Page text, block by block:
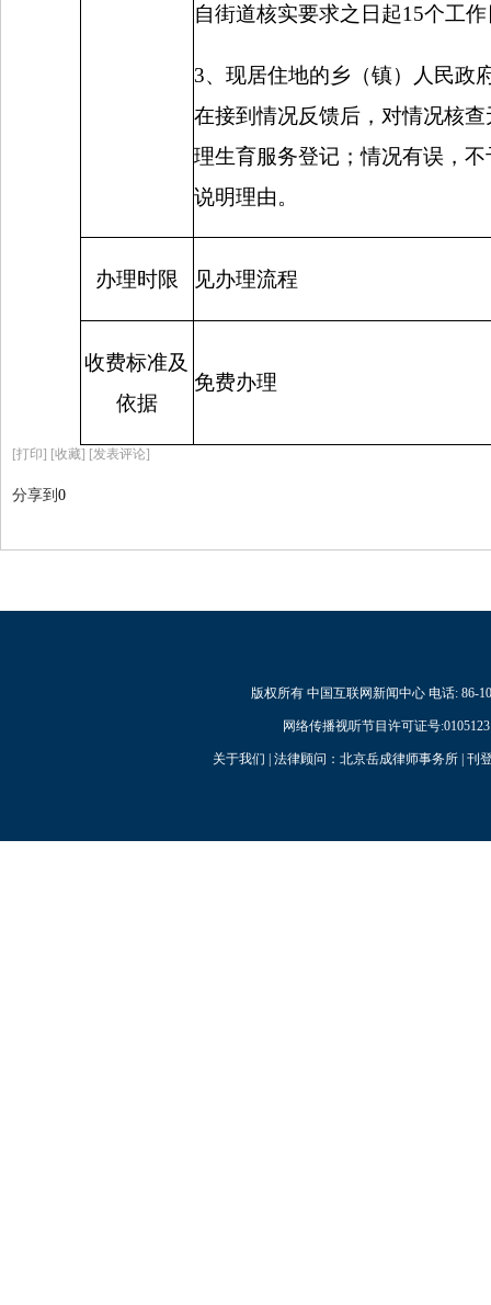
自街道核实要求之日起15个工
3、现居住地的乡（镇）人民政
在接到情况反馈后，对情况核
理生育服务登记；情况有误，
说明理由。
办理时限 见办理流程
收费标准及
依据
免费办理
[打印] [收藏] [发表评论]
分享到 0